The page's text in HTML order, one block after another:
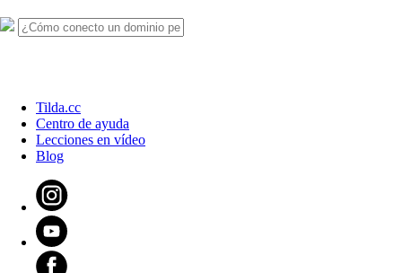
Tilda.cc
Centro de ayuda
Lecciones en vídeo
Blog